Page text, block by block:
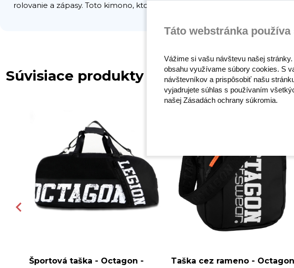
rolovanie a zápasy. Toto kimono, ktoré plne vyhovuje súťažným
Súvisiace produkty
Športová taška - Octagon -
Taška cez rameno -
Táto webstránka
Vážime si vašu návštevu našej
obsahu využívame súbory cookies. S
návštevníkov a prispôsobiť našu
vyjadrujete súhlas s používaním
našej Zásadách ochrany súkromia.